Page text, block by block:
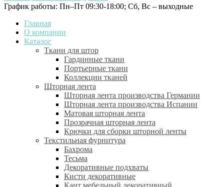
График работы: Пн–Пт 09:30-18:00; Cб, Вс – выходные
Главная
О компании
Каталог
Ткани для штор
Гардинные ткани
Портьерные ткани
Коллекции тканей
Шторная лента
Шторная лента производства Германии
Шторная лента производства Испании
Матовая шторная лента
Прозрачная шторная лента
Крючки для сборки шторной ленты
Текстильная фурнитура
Бахрома
Тесьма
Декоративные подхваты
Кисти декоративные
Кант мебельный декоративный